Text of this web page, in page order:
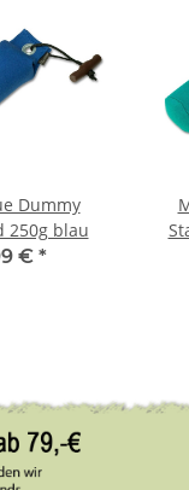
Dummy
250g blau
€ *